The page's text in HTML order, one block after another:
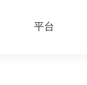
平台